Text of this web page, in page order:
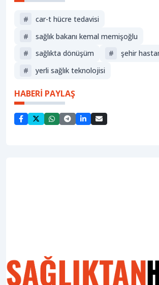
#
car-t hücre tedavisi
#
sağlık bakanı kemal memişoğlu
#
sağlıkta dönüşüm #
şehir
#
yerli sağlık teknolojisi
HABERİ PAYLAŞ